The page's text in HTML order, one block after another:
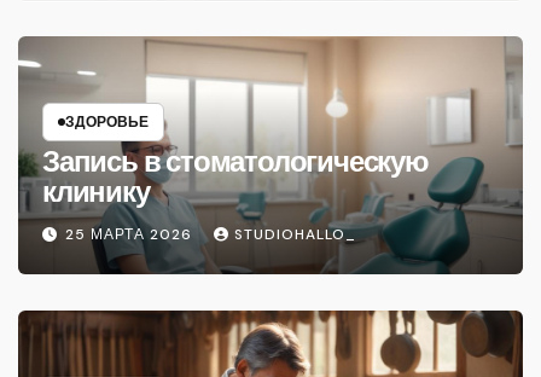
ЗДОРОВЬЕ
Запись в стоматологическую
клинику
25 МАРТА 2026 STUDIOHALLO_